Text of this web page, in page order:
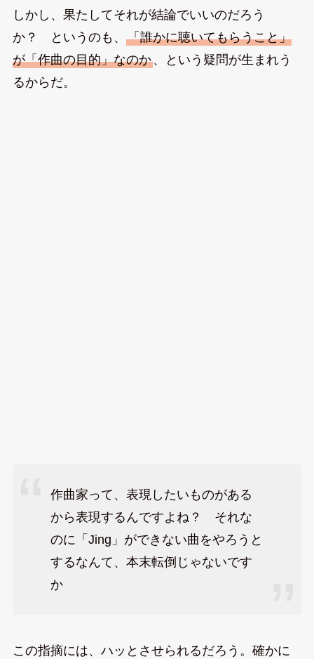
しかし、果たしてそれが結論でいいのだろう
か？ というのも、 「誰かに聴いてもらうこと」
が「作曲の目的」なのか、という疑問が生まれう
るからだ。
作曲家って、表現したいものがある
から表現するんですよね？ それな
のに「Jing」ができない曲をやろうと
するなんて、本末転倒じゃないです
か
この指摘には、ハッとさせられるだろう。確かに